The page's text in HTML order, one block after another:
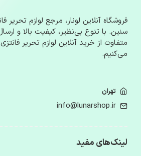
فروشگاه آنلاین لونار، مرجع لوازم‌
سنین. با تنوع بی‌نظیر، کیفیت بالا و
متفاوت از خرید آنلاین لوازم‌ تحریر
می‌کنیم.
تهران
info@lunarshop.ir
لینک‌های مفید